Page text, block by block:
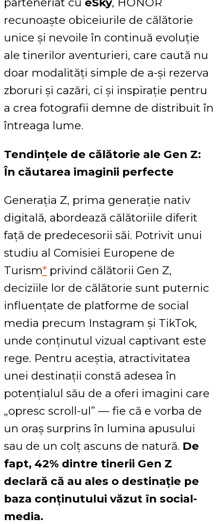
recunoaște obiceiurile de călătorie
unice și nevoile în continuă evoluție
ale tinerilor aventurieri, care caută nu
doar modalități simple de a-și rezerva
zboruri și cazări, ci și inspirație pentru
a crea fotografii demne de distribuit în
întreaga lume.
Tendințele de călătorie ale Gen Z:
În căutarea imaginii perfecte
Generația Z, prima generație nativ
digitală, abordează călătoriile diferit
față de predecesorii săi. Potrivit unui
studiu al Comisiei Europene de
Turism* privind călătorii Gen Z,
deciziile lor de călătorie sunt puternic
influențate de platforme de social
media precum Instagram și TikTok,
unde conținutul vizual captivant este
rege. Pentru aceștia, atractivitatea
unei destinații constă adesea în
potențialul său de a oferi imagini care
„opresc scroll-ul” — fie că e vorba de
un oraș surprins în lumina apusului
sau de un colț ascuns de natură. De
fapt, 42% dintre tinerii Gen Z
declară că au ales o destinație pe
baza conținutului văzut în social-
media.